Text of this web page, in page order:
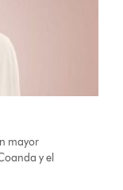
mayor
y el